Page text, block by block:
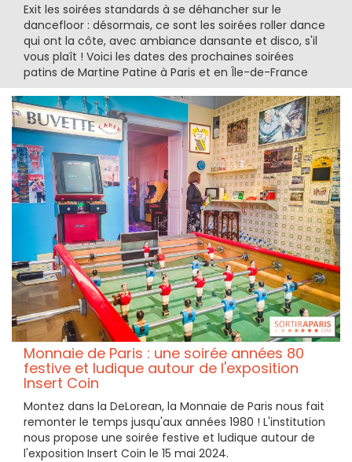
Exit les soirées standards à se déhancher sur le
dancefloor : désormais, ce sont les soirées roller dance
qui ont la côte, avec ambiance dansante et disco, s'il
vous plaît ! Voici les dates des prochaines soirées
patins de Martine Patine à Paris et en Île-de-France
Monnaie de Paris : une soirée années 80
festive et ludique autour de l'exposition
Insert Coin
Montez dans la DeLorean, la Monnaie de Paris nous fait
remonter le temps jusqu'aux années 1980 ! L'institution
nous propose une soirée festive et ludique autour de
l'exposition Insert Coin le 15 mai 2024.